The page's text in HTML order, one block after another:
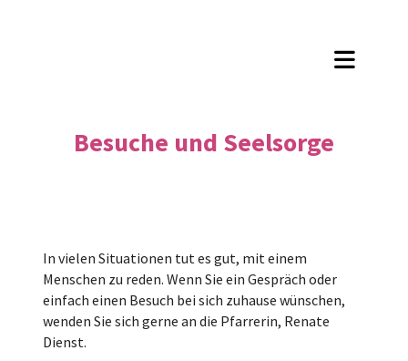
Besuche und Seelsorge
In vielen Situationen tut es gut, mit einem
Menschen zu reden. Wenn Sie ein Gespräch oder
einfach einen Besuch bei sich zuhause wünschen,
wenden Sie sich gerne an die Pfarrerin, Renate
Dienst.